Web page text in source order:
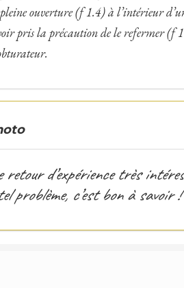
ouverture (f 1.4) à l’intérieur
pris la précaution de le refermer (f
d’expérience très
problème, c’est bon à savoir !